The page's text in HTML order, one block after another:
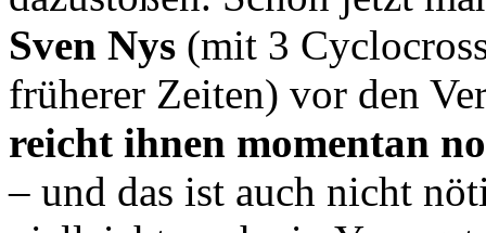
Sven Nys (mit 3
früherer Zeiten) vor den
reicht ihnen momentan
– und das ist auch nicht